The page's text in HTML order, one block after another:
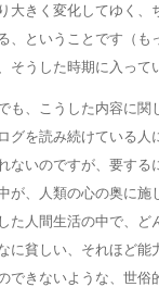
大きく変化してゆく、
、ということです（も
そうした時期に入って
も、こうした内容に関
グを読み続けている
ないのですが、要する
が、人類の心の奥に施
た人間生活の中で、ど
に貧しい、それほど能
できないような、世俗